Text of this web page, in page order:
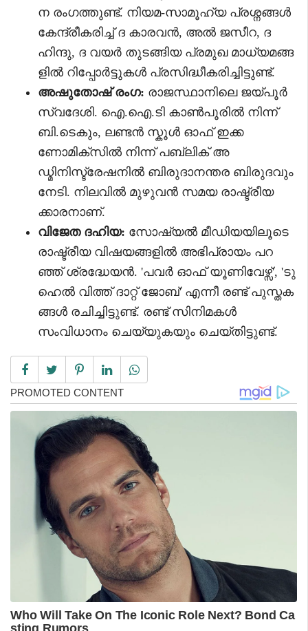
ന രംഗത്തുണ്ട്. നിയമ-സാമൂഹ്യ പ്രശ്നങ്ങൾ
കേന്ദ്രീകരിച്ച് ദ കാരവൻ, അൽ ജസീറ, ദ
ഹിന്ദു, ദ വയർ തുടങ്ങിയ പ്രമുഖ മാധ്യമങ്ങ
ളിൽ റിപ്പോർട്ടുകൾ പ്രസിദ്ധീകരിച്ചിട്ടുണ്ട്.
അഷുതോഷ് രംഗ: രാജസ്ഥാനിലെ ജയ്പൂർ
സ്വദേശി. ഐ.ഐ.ടി കാൺപൂരിൽ നിന്ന്
ബി.ടെകും, ലണ്ടൻ സ്കൂൾ ഓഫ് ഇക്ക
ണോമിക്സിൽ നിന്ന് പബ്ലിക് അ
ഡ്മിനിസ്ട്രേഷനിൽ ബിരുദാനന്തര ബിരുദവും
നേടി. നിലവിൽ മുഴുവൻ സമയ രാഷ്ട്രീയ
ക്കാരനാണ്.
വിജേത ദഹിയ: സോഷ്യൽ മീഡിയയിലൂടെ
രാഷ്ട്രീയ വിഷയങ്ങളിൽ അഭിപ്രായം പറ
ഞ്ഞ് ശ്രദ്ധേയൻ. 'പവർ ഓഫ് യൂണിവേഴ്സ്', 'ടു
ഹെൽ വിത്ത് ദാറ്റ് ജോബ്' എന്നീ രണ്ട് പുസ്തക
ങ്ങൾ രചിച്ചിട്ടുണ്ട്. രണ്ട് സിനിമകൾ
സംവിധാനം ചെയ്യുകയും ചെയ്തിട്ടുണ്ട്.